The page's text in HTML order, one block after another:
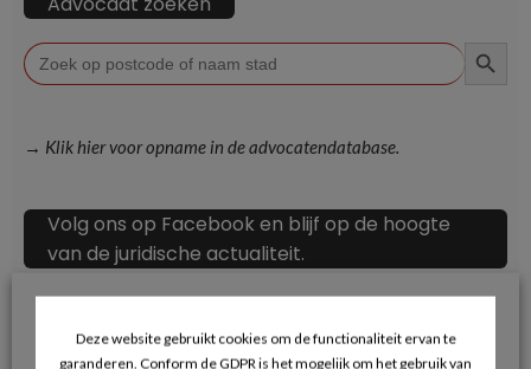
Zoek
naar:
→ Klik hier voor opname in de advocatendatabase.
Volg ons op Facebook en blijf op de hoogte
van de juridische actualiteit.
Deze website gebruikt cookies om de functionaliteit ervan te
garanderen. Conform de GDPR is het mogelijk om het gebruik van